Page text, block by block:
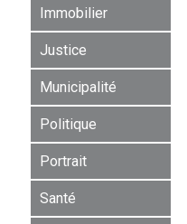
Immobilier
Justice
Municipalité
Politique
Portrait
Santé